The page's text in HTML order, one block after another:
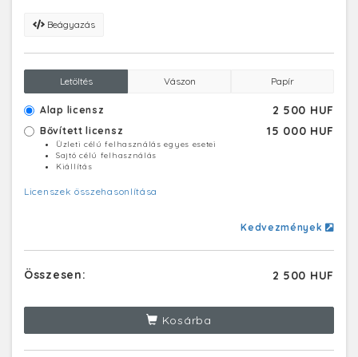
Beágyazás
Letöltés Vászon Papír
Alap licensz 2 500 HUF
Bővített licensz 15 000 HUF
Üzleti célú felhasználás egyes esetei
Sajtó célú felhasználás
Kiállítás
Licenszek összehasonlítása
Kedvezmények
Összesen: 2 500 HUF
Kosárba